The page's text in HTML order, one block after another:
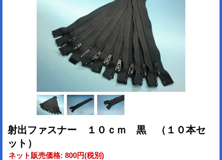
射出ファスナー １０ｃｍ 黒 （１０本セ
ット）
ネット販売価格: 800円(税別)